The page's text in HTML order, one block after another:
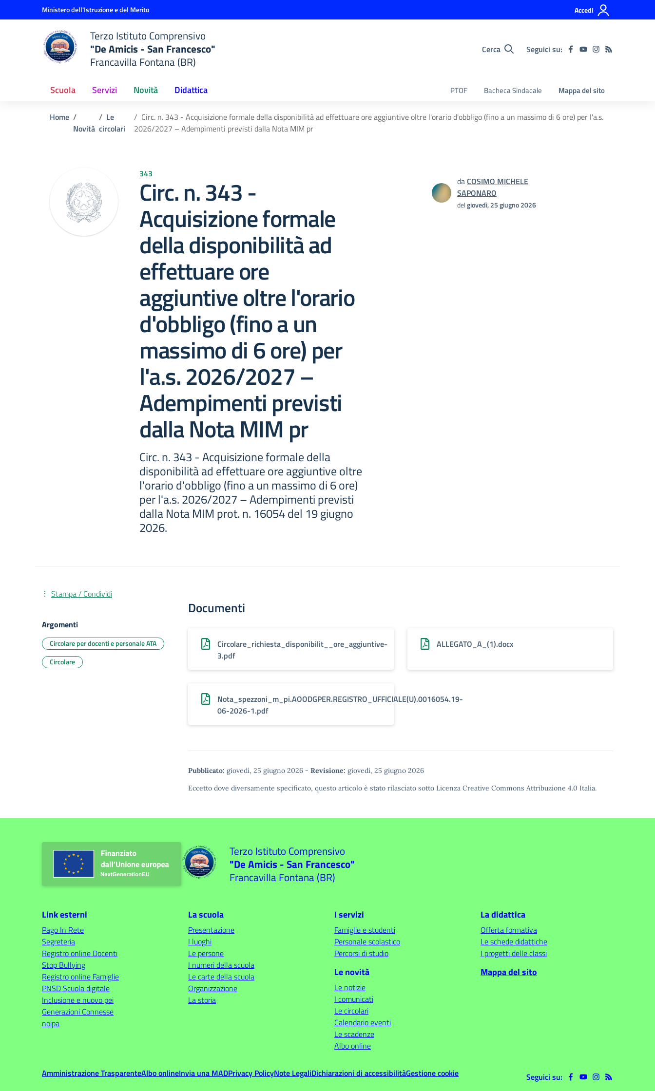
Vai ai contenuti
Vai al menu di navigazioneMinistero dell'Istruzione e del Merito Accedi
Terzo Istituto Comprensivo
"De Amicis - San Francesco"
Francavilla Fontana (BR)
Cerca Seguici su:
Scuola Servizi Novità Didattica PTOF Bacheca Sindacale Mappa del sito
Home
Novità
Le
circolari
Circ. n. 343 - Acquisizione formale della disponibilità ad effettuare ore aggiuntive oltre l'orario d'obbligo (fino a un massimo di 6 ore) per l'a.s.
2026/2027 – Adempimenti previsti dalla Nota MIM pr
343
Circ. n. 343 -
Acquisizione formale
della disponibilità ad
effettuare ore
aggiuntive oltre l'orario
d'obbligo (fino a un
massimo di 6 ore) per
l'a.s. 2026/2027 –
Adempimenti previsti
dalla Nota MIM pr
Circ. n. 343 - Acquisizione formale della
disponibilità ad effettuare ore aggiuntive oltre
l'orario d'obbligo (fino a un massimo di 6 ore)
per l'a.s. 2026/2027 – Adempimenti previsti
dalla Nota MIM prot. n. 16054 del 19 giugno
2026.
daCOSIMO MICHELE
SAPONARO
delgiovedì, 25 giugno 2026
Documenti
Circolare_richiesta_disponibilit__ore_aggiuntive-
3.pdf
ALLEGATO_A_(1).docx
Nota_spezzoni_m_pi.AOODGPER.REGISTRO_UFFICIALE(U).0016054.19-
06-2026-1.pdf
Pubblicato: giovedì, 25 giugno 2026 - Revisione: giovedì, 25 giugno 2026
Eccetto dove diversamente specificato, questo articolo è stato rilasciato sotto Licenza Creative Commons Attribuzione 4.0 Italia.
Stampa / Condividi
Argomenti
Circolare per docenti e personale ATA
Circolare
Terzo Istituto Comprensivo
"De Amicis - San Francesco"
Francavilla Fontana (BR)
Link esterni
Pago In Rete
Segreteria
Registro online Docenti
Stop Bullying
Registro online Famiglie
PNSD Scuola digitale
Inclusione e nuovo pei
Generazioni Connesse
noipa
La scuola
Presentazione
I luoghi
Le persone
I numeri della scuola
Le carte della scuola
Organizzazione
La storia
I servizi
Famiglie e studenti
Personale scolastico
Percorsi di studio
Le novità
Le notizie
I comunicati
Le circolari
Calendario eventi
Le scadenze
Albo online
La didattica
Offerta formativa
Le schede didattiche
I progetti delle classi
Mappa del sito
Amministrazione TrasparenteAlbo onlineInvia una MADPrivacy PolicyNote LegaliDichiarazioni di accessibilitàGestione cookie Seguici su: